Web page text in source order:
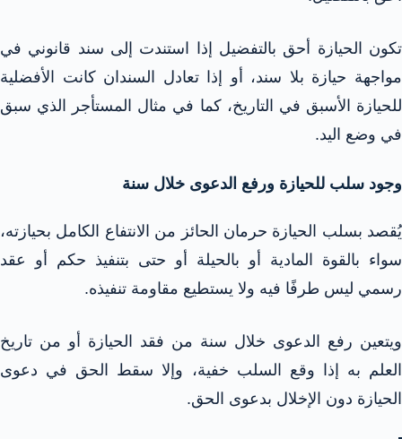
تكون الحيازة أحق بالتفضيل إذا استندت إلى سند قانوني في
مواجهة حيازة بلا سند، أو إذا تعادل السندان كانت الأفضلية
للحيازة الأسبق في التاريخ، كما في مثال المستأجر الذي سبق
في وضع اليد.
وجود سلب للحيازة ورفع الدعوى خلال سنة​
يُقصد بسلب الحيازة حرمان الحائز من الانتفاع الكامل بحيازته،
سواء بالقوة المادية أو بالحيلة أو حتى بتنفيذ حكم أو عقد
رسمي ليس طرفًا فيه ولا يستطيع مقاومة تنفيذه.​
ويتعين رفع الدعوى خلال سنة من فقد الحيازة أو من تاريخ
العلم به إذا وقع السلب خفية، وإلا سقط الحق في دعوى
الحيازة دون الإخلال بدعوى الحق.​